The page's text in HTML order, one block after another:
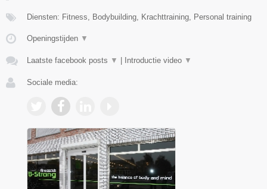
Diensten: Fitness, Bodybuilding, Krachttraining, Personal training
Openingstijden ▼
Laatste facebook posts ▼ | Introductie video ▼
Sociale media: